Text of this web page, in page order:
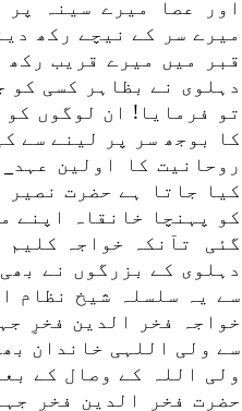
اور عصا میرے سینہ
میرے سر کے نیچے رکھ
قبر میں میرے قریب
دہلوی نے بظاہر کسی کو
تو فرمایا! ان لوگوں
کا بوجھ سر پر لینے سے
روحانیت کا اولین
کیا جاتا ہے حضرت
کو پہنچا خانقاہ اپنے
گئی تآنکہ خواجہ کلیم
دہلوی کے بزرگوں نے
سے یہ سلسلہ شیخ نظام
خواجہ فخر الدین فخرِ
سے ولی اللہی خاندان
ولی اللہ کے وصال کے
حضرت فخر الدین فخرِ